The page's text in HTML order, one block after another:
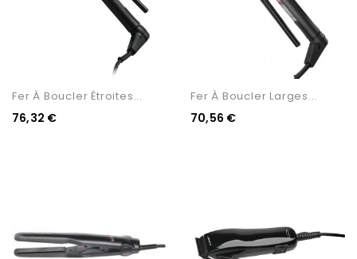
Fer À Boucler Étroites...
76,32 €
Fer À Boucler Larges...
70,56 €